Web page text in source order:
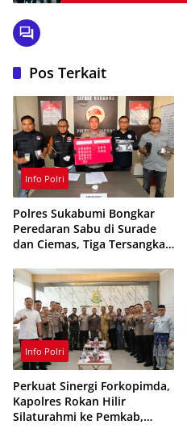
Pos Terkait
Info Polri
Polres Sukabumi Bongkar
Peredaran Sabu di Surade
dan Ciemas, Tiga Tersangka
Info Polri
Perkuat Sinergi Forkopimda,
Kapolres Rokan Hilir
Silaturahmi ke Pemkab,